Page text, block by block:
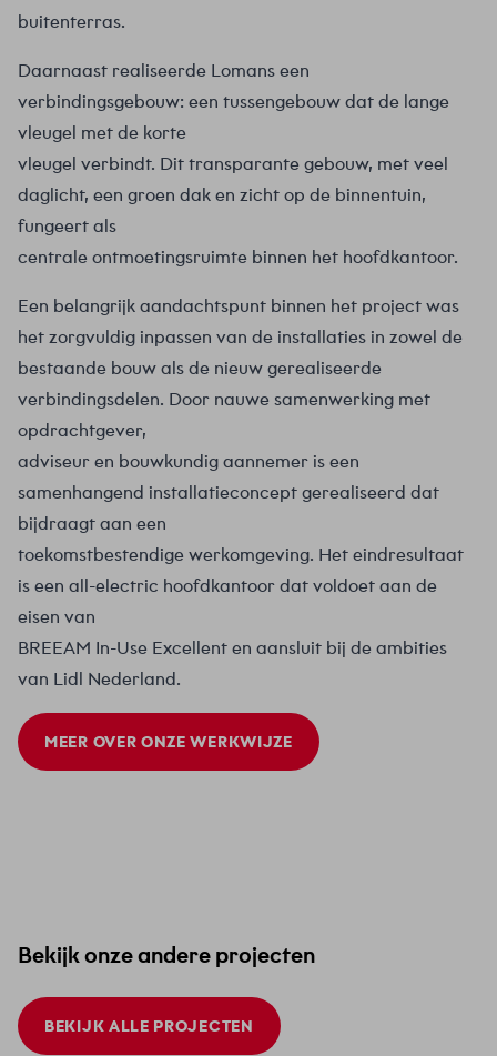
buitenterras.
Daarnaast realiseerde Lomans een
verbindingsgebouw: een tussengebouw dat de lange
vleugel met de korte
vleugel verbindt. Dit transparante gebouw, met veel
daglicht, een groen dak en zicht op de binnentuin,
fungeert als
centrale ontmoetingsruimte binnen het hoofdkantoor.
Een belangrijk aandachtspunt binnen het project was
het zorgvuldig inpassen van de installaties in zowel de
bestaande bouw als de nieuw gerealiseerde
verbindingsdelen. Door nauwe samenwerking met
opdrachtgever,
adviseur en bouwkundig aannemer is een
samenhangend installatieconcept gerealiseerd dat
bijdraagt aan een
toekomstbestendige werkomgeving. Het eindresultaat
is een all-electric hoofdkantoor dat voldoet aan de
eisen van
BREEAM In-Use Excellent en aansluit bij de ambities
van Lidl Nederland.
MEER OVER ONZE WERKWIJZE
Bekijk onze andere projecten
BEKIJK ALLE PROJECTEN